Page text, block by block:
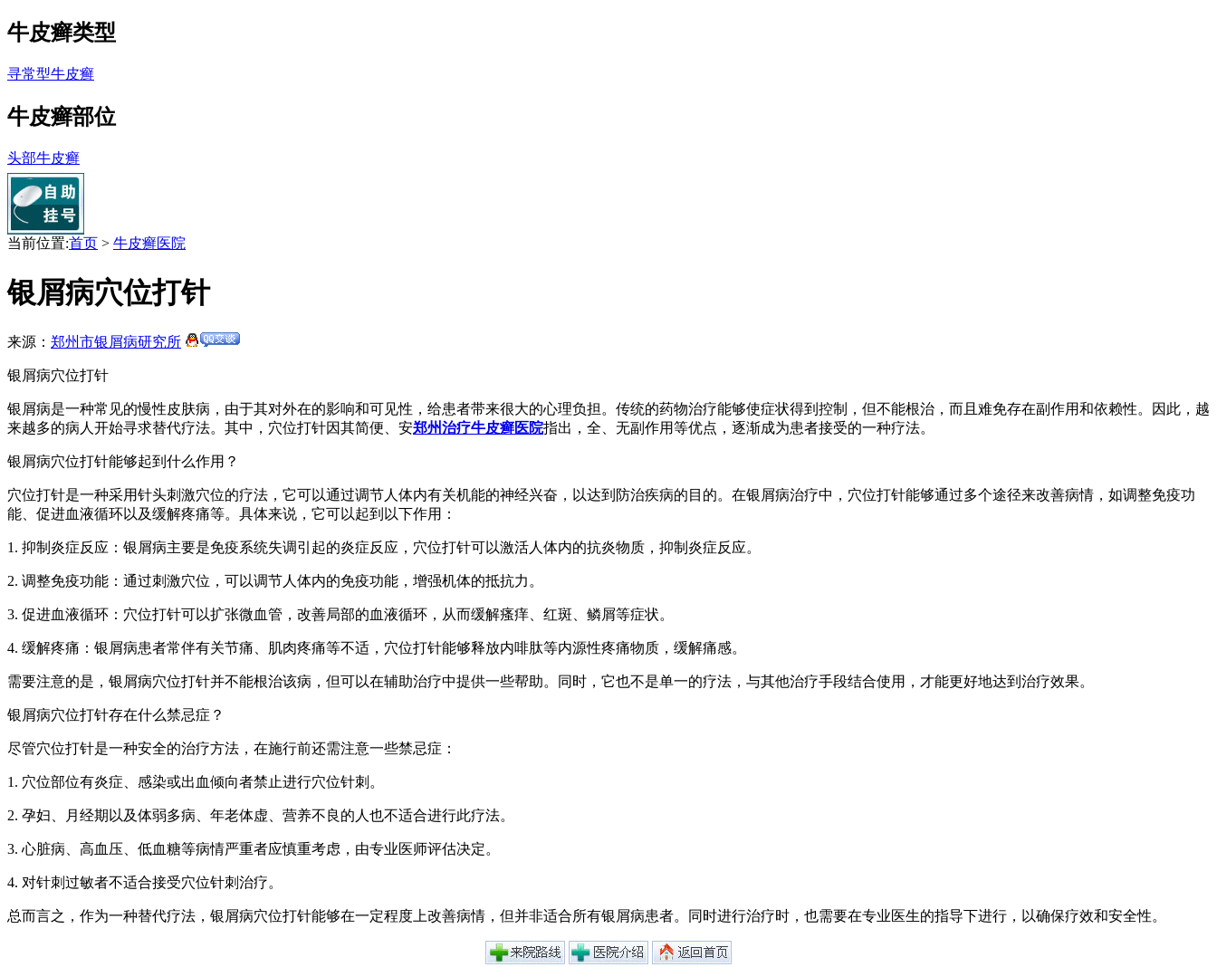
牛皮癣类型
寻常型牛皮癣
牛皮癣部位
头部牛皮癣
当前位置:首页 > 牛皮癣医院
银屑病穴位打针
来源： 郑州市银屑病研究所
银屑病穴位打针
银屑病是一种常见的慢性皮肤病，由于其对外在的影响和可见性，给患者带来很大的心理负担。传统的药物治疗能够使症状得到控制，但不能根治，而且难免存在副作用和依赖性。因此，越
来越多的病人开始寻求替代疗法。其中，穴位打针因其简便、安郑州治疗牛皮癣医院指出，全、无副作用等优点，逐渐成为患者接受的一种疗法。
银屑病穴位打针能够起到什么作用？
穴位打针是一种采用针头刺激穴位的疗法，它可以通过调节人体内有关机能的神经兴奋，以达到防治疾病的目的。在银屑病治疗中，穴位打针能够通过多个途径来改善病情，如调整免疫功
能、促进血液循环以及缓解疼痛等。具体来说，它可以起到以下作用：
1. 抑制炎症反应：银屑病主要是免疫系统失调引起的炎症反应，穴位打针可以激活人体内的抗炎物质，抑制炎症反应。
2. 调整免疫功能：通过刺激穴位，可以调节人体内的免疫功能，增强机体的抵抗力。
3. 促进血液循环：穴位打针可以扩张微血管，改善局部的血液循环，从而缓解瘙痒、红斑、鳞屑等症状。
4. 缓解疼痛：银屑病患者常伴有关节痛、肌肉疼痛等不适，穴位打针能够释放内啡肽等内源性疼痛物质，缓解痛感。
需要注意的是，银屑病穴位打针并不能根治该病，但可以在辅助治疗中提供一些帮助。同时，它也不是单一的疗法，与其他治疗手段结合使用，才能更好地达到治疗效果。
银屑病穴位打针存在什么禁忌症？
尽管穴位打针是一种安全的治疗方法，在施行前还需注意一些禁忌症：
1. 穴位部位有炎症、感染或出血倾向者禁止进行穴位针刺。
2. 孕妇、月经期以及体弱多病、年老体虚、营养不良的人也不适合进行此疗法。
3. 心脏病、高血压、低血糖等病情严重者应慎重考虑，由专业医师评估决定。
4. 对针刺过敏者不适合接受穴位针刺治疗。
总而言之，作为一种替代疗法，银屑病穴位打针能够在一定程度上改善病情，但并非适合所有银屑病患者。同时进行治疗时，也需要在专业医生的指导下进行，以确保疗效和安全性。